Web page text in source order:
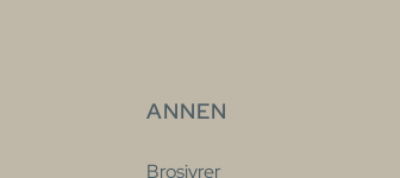
ANNEN
Brosjyrer